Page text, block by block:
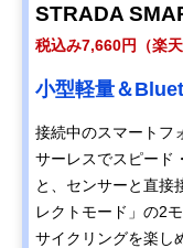
STRADA
税込み7,660円（楽天
小型軽量＆
接続中のスマートフ
サーレスでスピード
と、センサーと直接
レクトモード」の2
サイクリングを楽し